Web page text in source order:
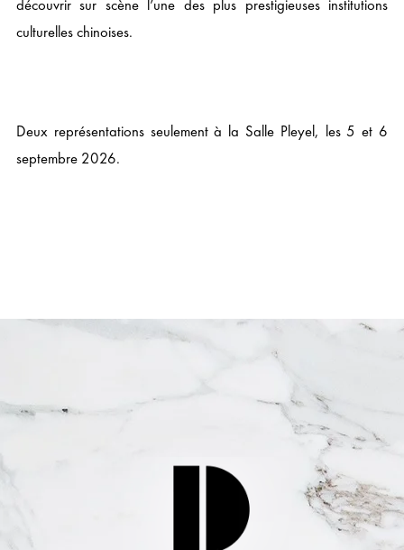
découvrir sur scène l’une des plus prestigieuses institutions
culturelles chinoises.
Deux représentations seulement à la Salle Pleyel, les 5 et 6
septembre 2026.